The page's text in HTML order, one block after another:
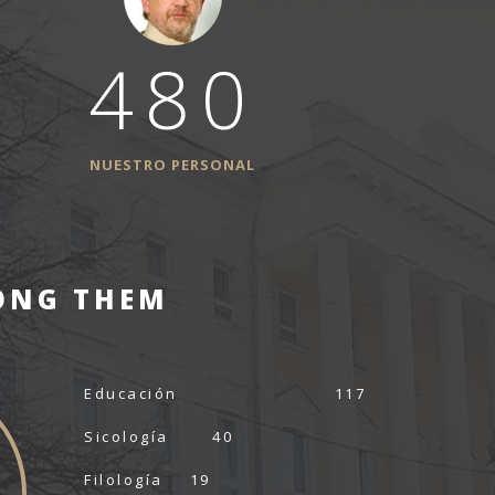
480
NUESTRO PERSONAL
THEM
Educación 117
Sicología 40
Filología 19